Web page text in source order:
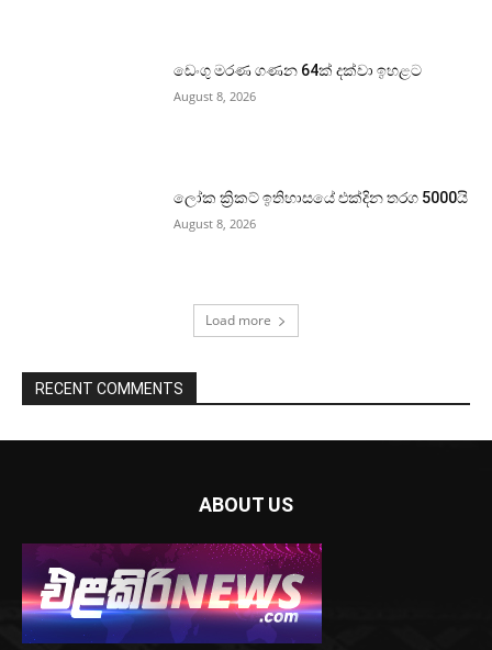
ඩෙංගු මරණ ගණන 64ක් දක්වා ඉහළට
August 8, 2026
ලෝක ක්‍රිකට් ඉතිහාසයේ එක්දින තරග 5000යි
August 8, 2026
Load more
RECENT COMMENTS
ABOUT US